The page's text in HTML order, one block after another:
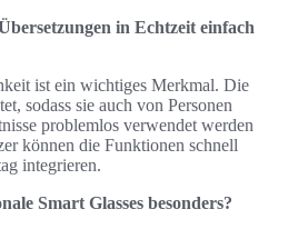
in Echtzeit einfach
ist ein wichtiges Merkmal. Die
sodass sie auch von Personen
problemlos verwendet werden
können die Funktionen schnell
integrieren.
Smart Glasses besonders?